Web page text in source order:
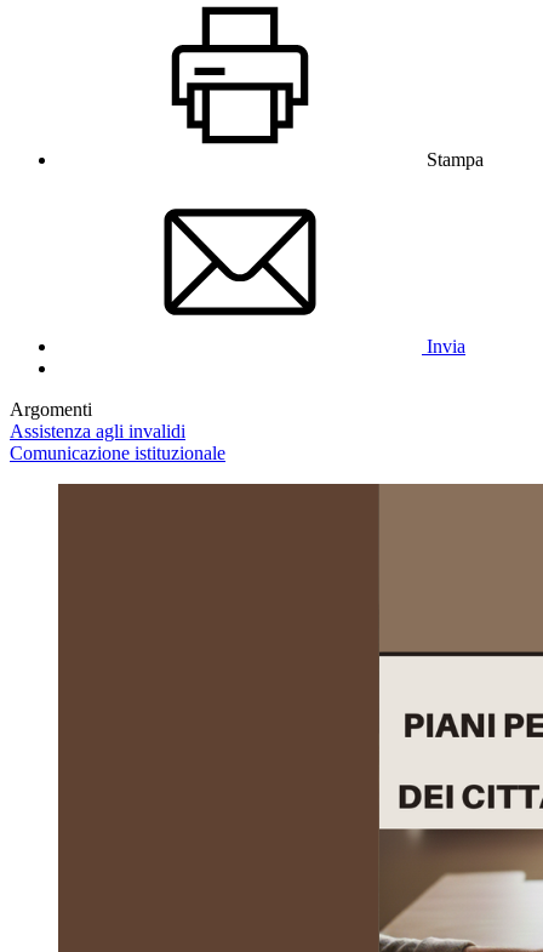
Stampa
Invia
Argomenti
Assistenza agli invalidi
Comunicazione istituzionale